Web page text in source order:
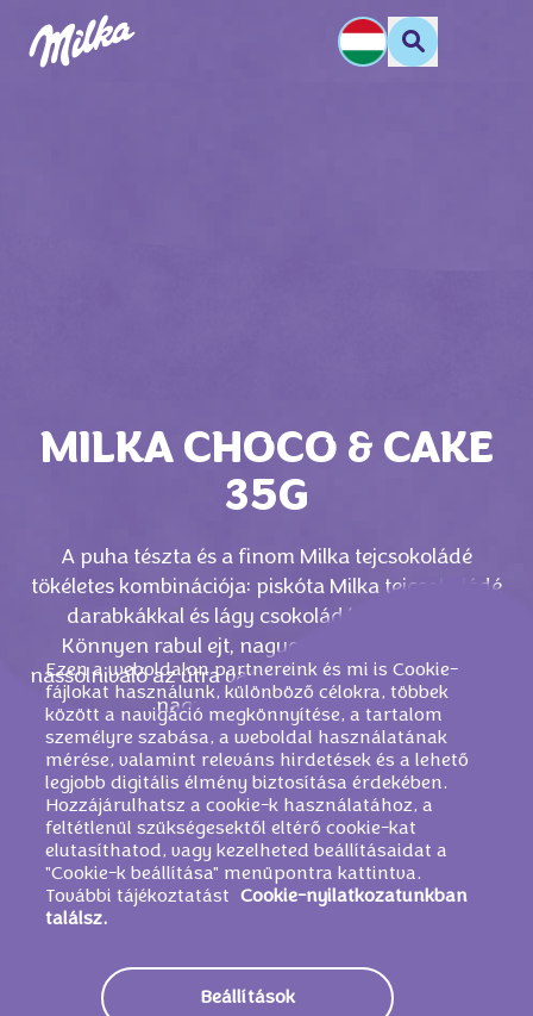
MILKA CHOCO & CAKE
35G
A puha tészta és a finom Milka tejcsokoládé
tökéletes kombinációja: piskóta Milka tejcsokoládé
darabkákkal és lágy csokoládés töltelékkel.
Könnyen rabul ejt, nagyon finom. Tökéletes
nassolnivaló az útra vagy étkezés utánra. Elérhető
nagyobb kiszerelésben.
Ezen a weboldalon partnereink és mi is Cookie-
fájlokat használunk, különböző célokra, többek
között a navigáció megkönnyítése, a tartalom
személyre szabása, a weboldal használatának
mérése, valamint releváns hirdetések és a lehető
legjobb digitális élmény biztosítása érdekében.
Hozzájárulhatsz a cookie-k használatához, a
feltétlenül szükségesektől eltérő cookie-kat
elutasíthatod, vagy kezelheted beállításaidat a
"Cookie-k beállítása" menüpontra kattintva.
További tájékoztatást
Cookie-nyilatkozatunkban
találsz.
Beállítások